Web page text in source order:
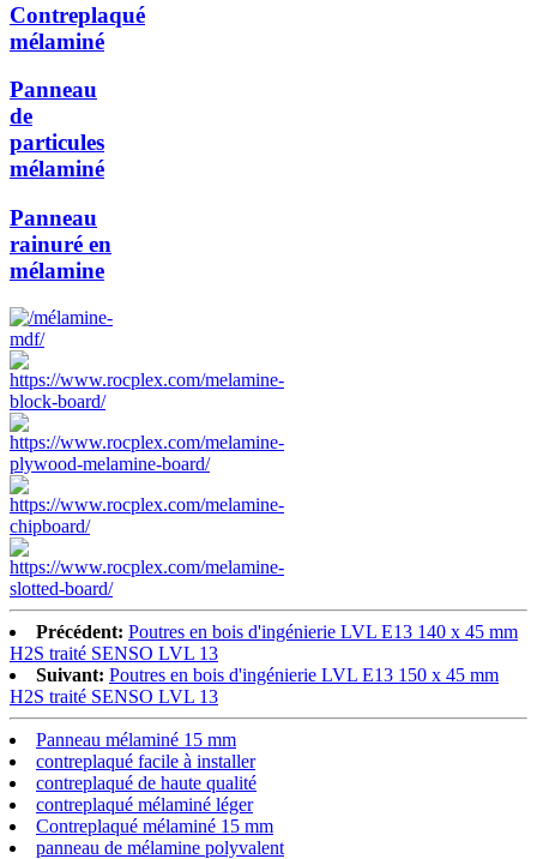
Contreplaqué
mélaminé
Panneau
de
particules
mélaminé
Panneau
rainuré en
mélamine
Précédent: Poutres en bois d'ingénierie LVL E13 140 x 45 mm
H2S traité SENSO LVL 13
Suivant: Poutres en bois d'ingénierie LVL E13 150 x 45 mm
H2S traité SENSO LVL 13
Panneau mélaminé 15 mm
contreplaqué facile à installer
contreplaqué de haute qualité
contreplaqué mélaminé léger
Contreplaqué mélaminé 15 mm
panneau de mélamine polyvalent